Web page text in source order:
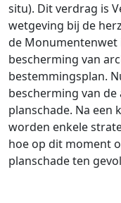
situ). Dit verdrag is
wetgeving bij de
de Monumentenwet
bescherming van
bestemmingsplan.
bescherming van
planschade. Na een
worden enkele
hoe op dit moment
planschade ten